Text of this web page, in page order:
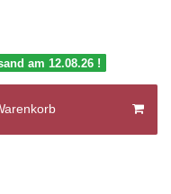
am 12.08.26 !